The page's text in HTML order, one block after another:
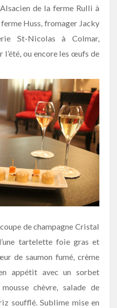
de la ferme Rulli à
Huss, fromager Jacky
St-Nicolas à Colmar,
l’été, ou encore les œufs de
de champagne Cristal
tartelette foie gras et
de saumon fumé, crème
appétit avec un sorbet
chèvre, salade de
soufflé. Sublime mise en